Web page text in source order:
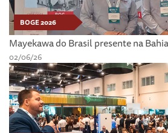
BOGE 2026
Mayekawa do Brasil presente na
02/06/26